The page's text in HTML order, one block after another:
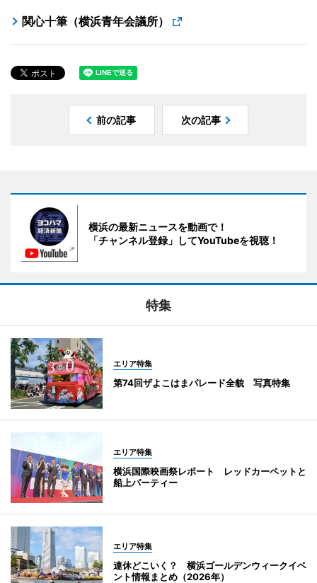
関心十筆（横浜青年会議所）
前の記事 次の記事
横浜の最新ニュースを動画で！
「チャンネル登録」してYouTubeを視聴！
特集
エリア特集
第74回ザよこはまパレード全貌 写真特集
エリア特集
横浜国際映画祭レポート レッドカーペットと
船上パーティー
エリア特集
連休どこいく？ 横浜ゴールデンウィークイベ
ント情報まとめ（2026年）